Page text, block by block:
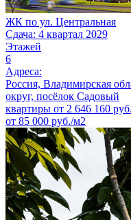
ЖК по ул. Центральная
Сдача: 4 квартал 2029
Этажей
6
Адреса:
Россия, Владимирская
округ, посёлок Садовый
квартиры от 2 646 160 руб.
от 85 000 руб./м2